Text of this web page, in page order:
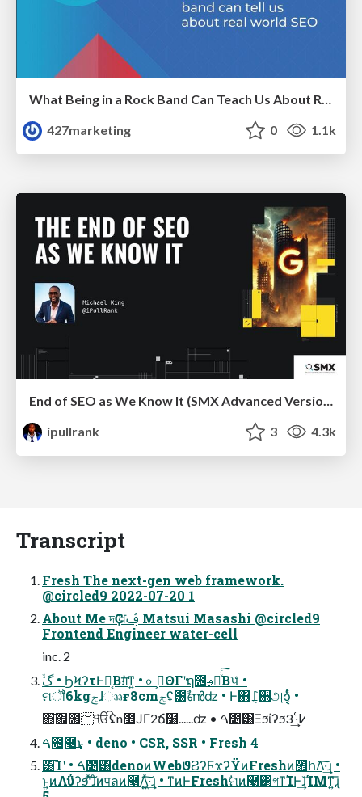
What Being in a Rock Band Can Teach Us About Real World SEO
427marketing
0 1.1k
ipullrank
3 4.3k
Transcript
Fresh The next-gen web framework.
@circled9 2022-07-20 1
About Me দҪ ਖ਼ࢤ Matsui Masashi @circled9
Frontend Engineer water-cell
inc. 2
ମॏ6kgݮɺෲғ8cmݮʢ౰ࣾൺʣ • Ͱ΋݈߁਍அͻ͔͔ͬͬͨ •
΋͠΍೘؅݁ੴʢn೥ͿΓ2ճ໨......ʣ • ࠓ೔͸Ξϧίʔϧ߇͑·͢ 3
ࠓ೔࿩͢͜ͱ • deno • CSR, SSR • Fresh 4
͸͡Ίʹ • ࠓ೔͸denoͷWebϑϨʔϜϫʔΫͷFreshͷ঺հΛ͠·͢ɻ •
ͱ͍͏ͷΛΰʔϧʹͯ͠ɺͦͷपลͷ࿩Λ͍͖ͯ͠·͢ɻ • ͳͷͰFreshࣗମͷ࿩͸গͳΊͰ͢ɺ͝ΊΜͳ͍͞ɻ